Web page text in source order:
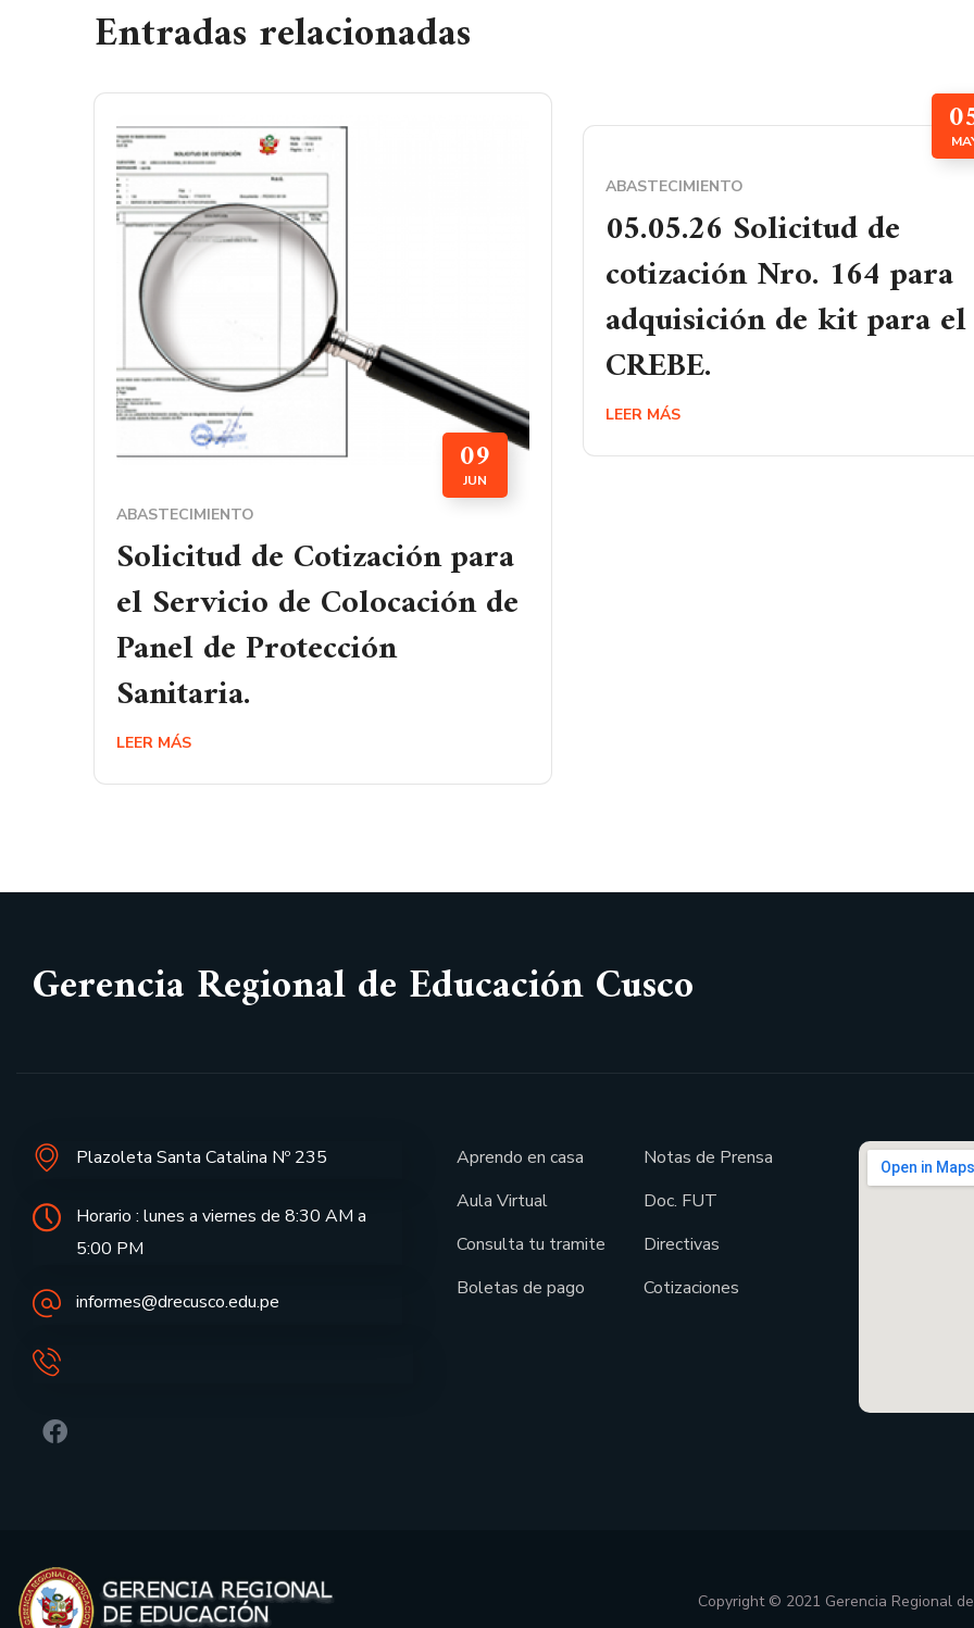
Entradas relacionadas
09
JUN
ABASTECIMIENTO
Solicitud de Cotización para
el Servicio de Colocación de
Panel de Protección
Sanitaria.
LEER MÁS
ABASTECIMIENTO
05.05.26 Solicitud de
cotización Nro. 164 para
adquisición de kit para el
CREBE.
LEER MÁS
Gerencia Regional de Educación Cusco
Plazoleta Santa Catalina Nº 235
Horario : lunes a viernes de 8:30 AM a
5:00 PM
informes@drecusco.edu.pe
Aprendo en casa
Aula Virtual
Consulta tu tramite
Boletas de pago
Notas de Prensa
Doc. FUT
Directivas
Cotizaciones
Copyright © 2021 Gerencia Regional